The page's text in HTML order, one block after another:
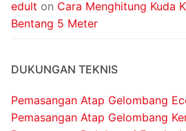
edult on Cara Menghitung Kuda
Bentang 5 Meter
DUKUNGAN TEKNIS
Pemasangan Atap Gelombang
Pemasangan Atap Gelombang